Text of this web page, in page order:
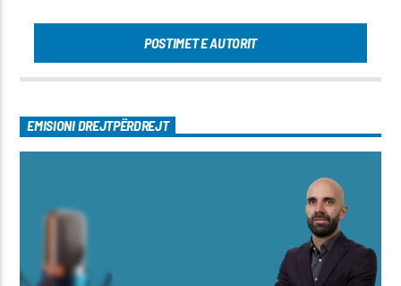
POSTIMET E AUTORIT
EMISIONI DREJTPËRDREJT